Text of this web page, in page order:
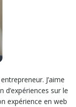
J’aime
d’expériences sur le
expérience en web